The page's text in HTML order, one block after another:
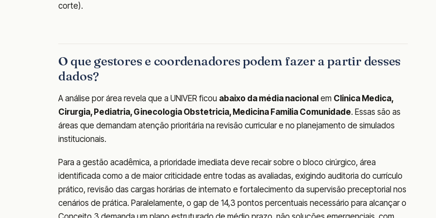
corte).
O que gestores e coordenadores podem fazer a partir desses
dados?
A análise por área revela que a UNIVER ficou abaixo da média nacional em Clinica Medica,
Cirurgia, Pediatria, Ginecologia Obstetricia, Medicina Familia Comunidade. Essas são as
áreas que demandam atenção prioritária na revisão curricular e no planejamento de simulados
institucionais.
Para a gestão acadêmica, a prioridade imediata deve recair sobre o bloco cirúrgico, área
identificada como a de maior criticidade entre todas as avaliadas, exigindo auditoria do currículo
prático, revisão das cargas horárias de internato e fortalecimento da supervisão preceptorial nos
cenários de prática. Paralelamente, o gap de 14,3 pontos percentuais necessário para alcançar o